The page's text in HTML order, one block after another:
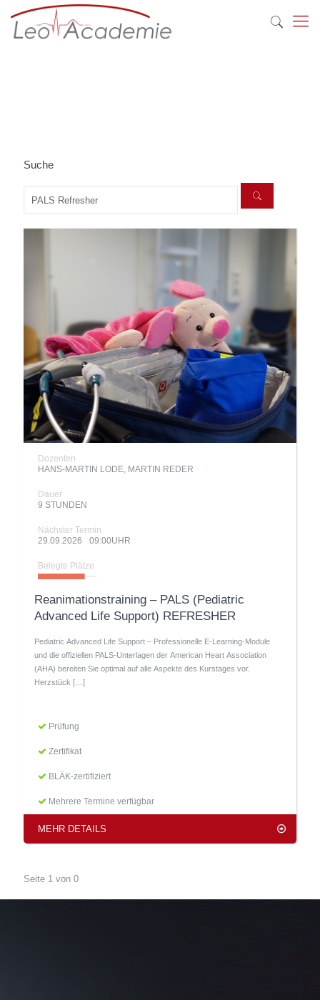
Suche
Dozenten
HANS-MARTIN LODE, MARTIN REDER
Dauer
9 STUNDEN
Nächster Termin
29.09.2026
09:00UHR
Belegte Plätze
Reanimationstraining – PALS (Pediatric
Advanced Life Support) REFRESHER
Pediatric Advanced Life Support – Professionelle E-Learning-Module
und die offiziellen PALS-Unterlagen der American Heart Association
(AHA) bereiten Sie optimal auf alle Aspekte des Kurstages vor.
Herzstück […]
Prüfung
Zertifikat
BLÄK-zertifiziert
Mehrere Termine verfügbar
MEHR DETAILS
Seite 1 von 0